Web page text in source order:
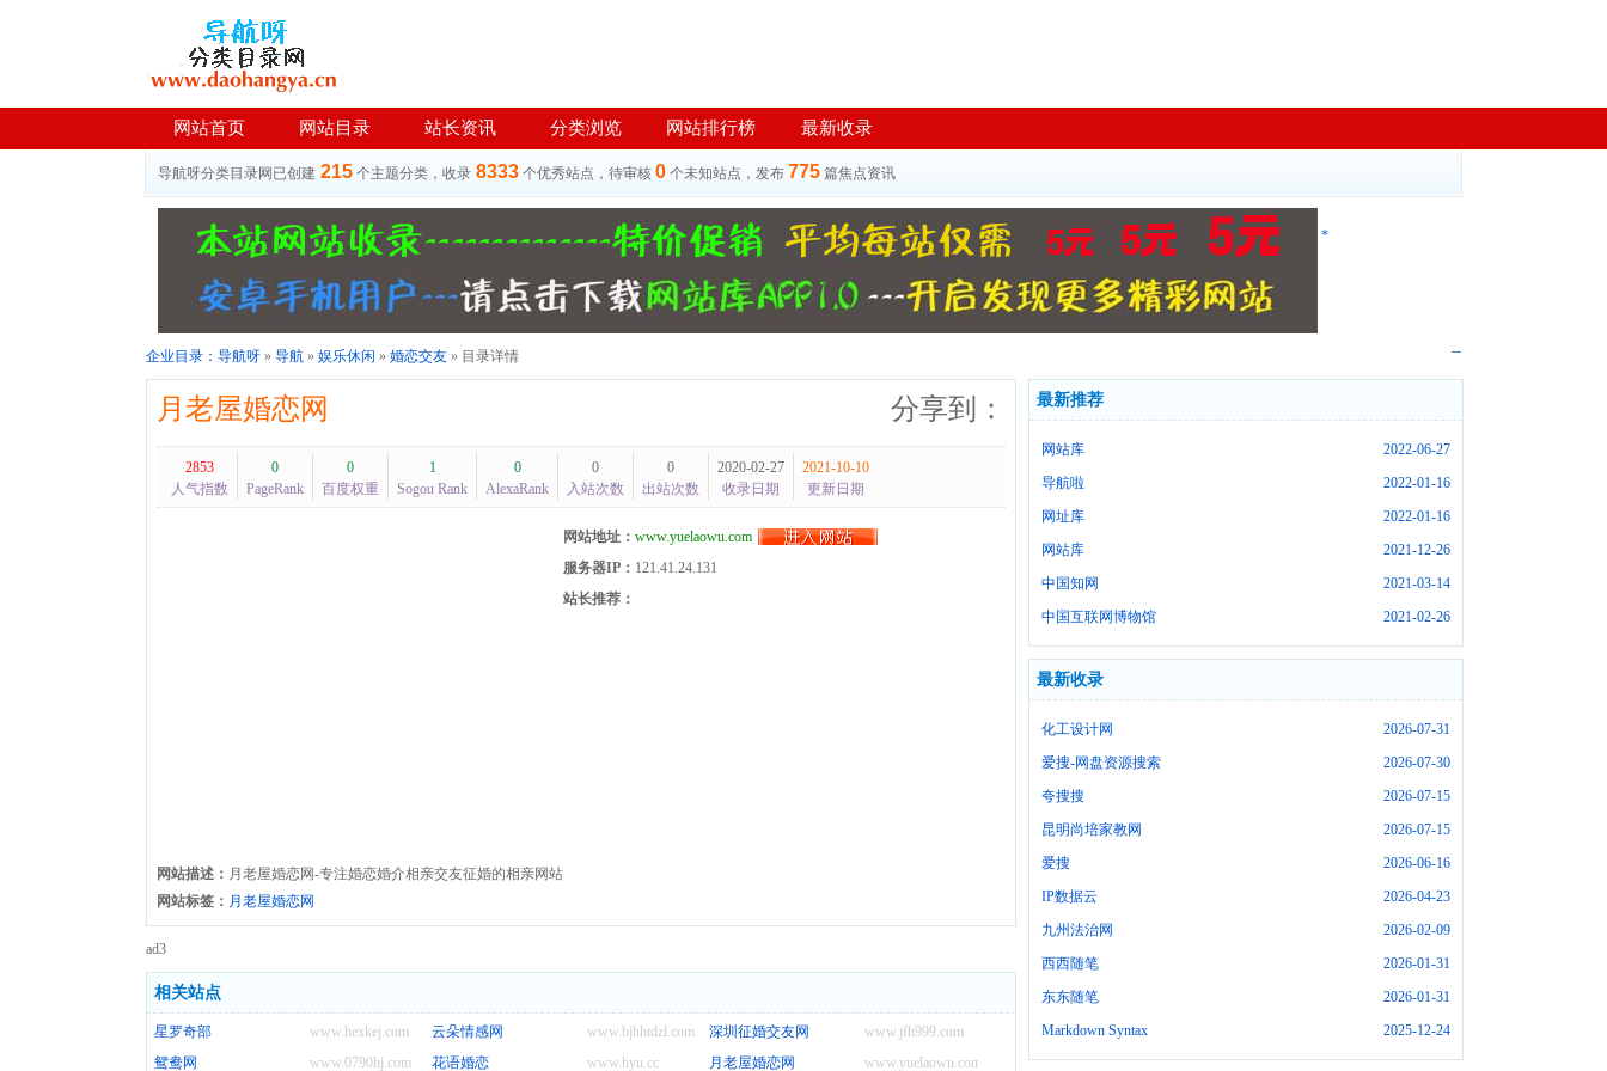
网站首页 网站目录 站长资讯 分类浏览 网站排行榜 最新收录
导航呀分类目录网已创建 215 个主题分类，收录 8333 个优秀站点，待审核 0 个未知站点，发布 775 篇焦点资讯
*
--
企业目录： 导航呀 » 导航 » 娱乐休闲 » 婚恋交友 » 目录详情
分享到：
月老屋婚恋网
2853
人气指数
0
PageRank
0
百度权重
1
Sogou Rank
0
AlexaRank
0
入站次数
0
出站次数
2020-02-27
收录日期
2021-10-10
更新日期
网站地址： www.yuelaowu.com
服务器IP： 121.41.24.131
站长推荐：
网站描述： 月老屋婚恋网-专注婚恋婚介相亲交友征婚的相亲网站
网站标签： 月老屋婚恋网
ad3
相关站点
www.hexkej.com
星罗奇部 www.bjhhtdzl.com
云朵情感网 www.jfh999.com
深圳征婚交友网
www.0790hj.com
鸳鸯网 www.hyu.cc
花语婚恋 www.yuelaowu.com
月老屋婚恋网
最新推荐
2022-06-27
网站库
2022-01-16
导航啦
2022-01-16
网址库
2021-12-26
网站库
2021-03-14
中国知网
2021-02-26
中国互联网博物馆
最新收录
2026-07-31
化工设计网
2026-07-30
爱搜-网盘资源搜索
2026-07-15
夸搜搜
2026-07-15
昆明尚培家教网
2026-06-16
爱搜
2026-04-23
IP数据云
2026-02-09
九州法治网
2026-01-31
西西随笔
2026-01-31
东东随笔
2025-12-24
Markdown Syntax